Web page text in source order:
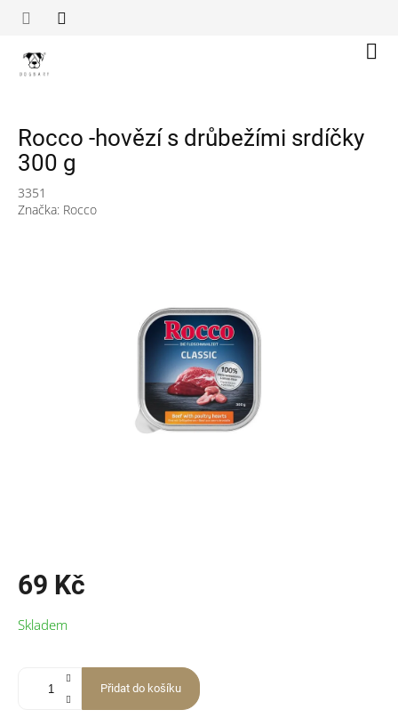
Rocco -hovězí s drůbežími srdíčky
300 g
3351
Značka: Rocco
69 Kč
cena:
Skladem
Přidat do košíku